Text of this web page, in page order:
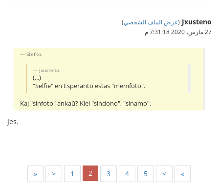
Jxusteno
(عرض الملف الشخصي)
27 مارس، 2020 7:31:18 م
StefKo:
Jxusteno:
(...)
"Selfie" en Esperanto estas "memfoto".
Kaj "sinfoto" ankaŭ? Kiel "sindono", "sinamo".
Jes.
« < 1 2 3 4 5 > »